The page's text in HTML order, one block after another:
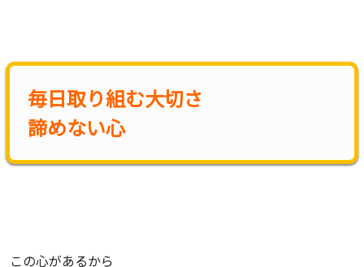
毎日取り組む大切さ
諦めない心
この心があるから